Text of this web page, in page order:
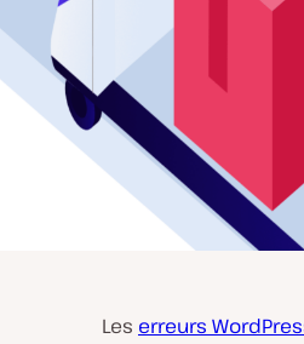
Les erreurs